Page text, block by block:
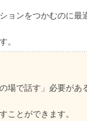
ョンをつかむのに最
。
場で話す」必要があ
ことができます。